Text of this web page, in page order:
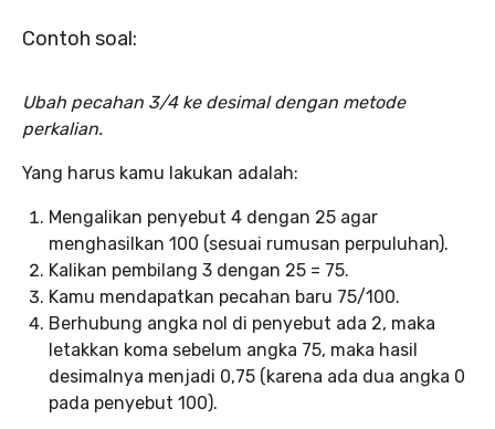
Contoh soal:
Ubah pecahan 3/4 ke desimal dengan metode
perkalian.
Yang harus kamu lakukan adalah:
Mengalikan penyebut 4 dengan 25 agar
menghasilkan 100 (sesuai rumusan perpuluhan).
Kalikan pembilang 3 dengan 25 = 75.
Kamu mendapatkan pecahan baru 75/100.
Berhubung angka nol di penyebut ada 2, maka
letakkan koma sebelum angka 75, maka hasil
desimalnya menjadi 0,75 (karena ada dua angka 0
pada penyebut 100).